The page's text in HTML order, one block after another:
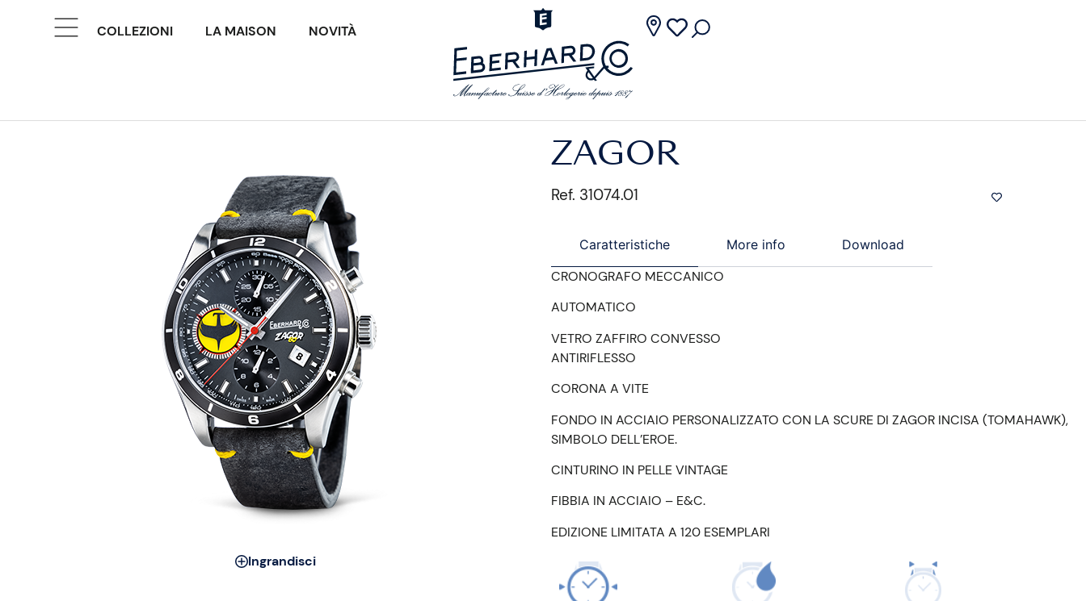
COLLEZIONI LA MAISON NOVITÀ
Ingrandisci
ZAGOR
Ref. 31074.01
Caratteristiche More info Download
CRONOGRAFO MECCANICO
AUTOMATICO
VETRO ZAFFIRO CONVESSO
ANTIRIFLESSO
CORONA A VITE
FONDO IN ACCIAIO PERSONALIZZATO CON LA SCURE DI ZAGOR INCISA (TOMAHAWK),
SIMBOLO DELL’EROE.
CINTURINO IN PELLE VINTAGE
FIBBIA IN ACCIAIO – E&C.
EDIZIONE LIMITATA A 120 ESEMPLARI